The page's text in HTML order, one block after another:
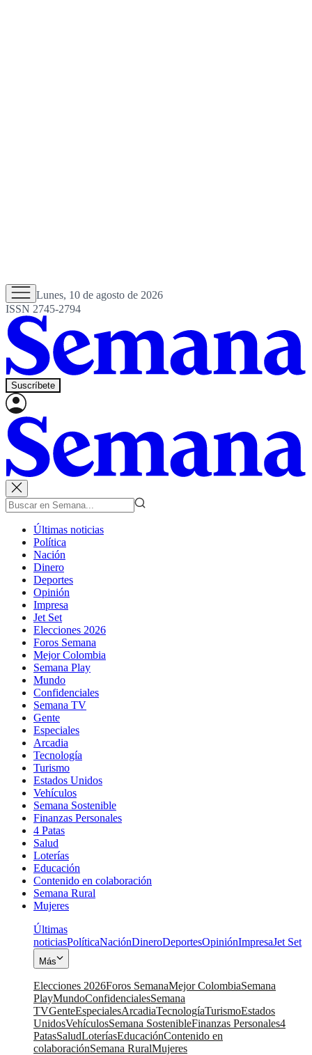
Lunes, 10 de agosto de 2026
ISSN 2745-2794
Suscríbete
Últimas noticias
Política
Nación
Dinero
Deportes
Opinión
Impresa
Jet Set
Elecciones 2026
Foros Semana
Mejor Colombia
Semana Play
Mundo
Confidenciales
Semana TV
Gente
Especiales
Arcadia
Tecnología
Turismo
Estados Unidos
Vehículos
Semana Sostenible
Finanzas Personales
4 Patas
Salud
Loterías
Educación
Contenido en colaboración
Semana Rural
Mujeres
Últimas
noticiasPolíticaNaciónDineroDeportesOpiniónImpresaJet Set
Más
Elecciones 2026Foros SemanaMejor ColombiaSemana
PlayMundoConfidencialesSemana
TVGenteEspecialesArcadiaTecnologíaTurismoEstados
UnidosVehículosSemana SostenibleFinanzas Personales4
PatasSaludLoteríasEducaciónContenido en
colaboraciónSemana RuralMujeres